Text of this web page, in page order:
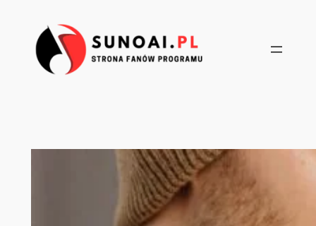
treści